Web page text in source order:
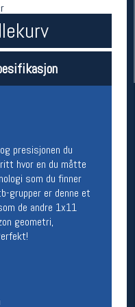
presisjonen du
hvor en du måtte
som du finner
grupper er denne et
de andre 1x11
geometri,
13)